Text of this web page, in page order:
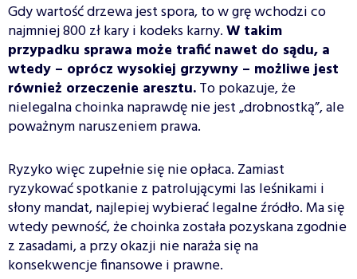
Gdy wartość drzewa jest spora, to w grę wchodzi co
najmniej 800 zł kary i kodeks karny.W takim
przypadku sprawa może trafić nawet do sądu, a
wtedy – oprócz wysokiej grzywny – możliwe jest
również orzeczenie aresztu.To pokazuje, że
nielegalna choinka naprawdę nie jest „drobnostką”, ale
poważnym naruszeniem prawa.
Ryzyko więc zupełnie się nie opłaca. Zamiast
ryzykować spotkanie z patrolującymi las leśnikami i
słony mandat, najlepiej wybierać legalne źródło. Ma się
wtedy pewność, że choinka została pozyskana zgodnie
z zasadami, a przy okazji nie naraża się na
konsekwencje finansowe i prawne.